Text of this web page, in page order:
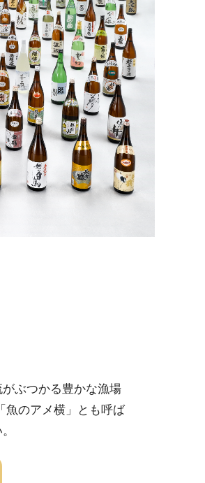
ぶつかる豊かな漁場
魚のアメ横」とも呼ば